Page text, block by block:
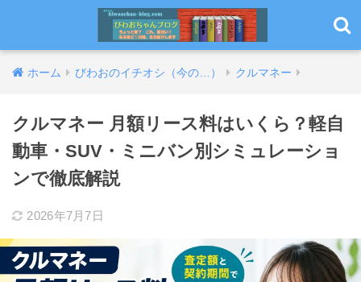
ホーム びわおのイチオシ（今の…） クルマネー
クルマネー 月額リース料はいくら？軽自
動車・SUV・ミニバン別シミュレーショ
ンで徹底解説
2026年7月7日